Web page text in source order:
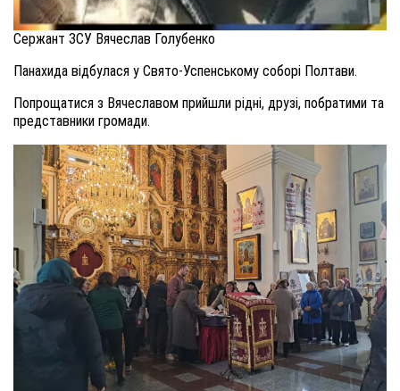
Сержант ЗСУ Вячеслав Голубенко
Панахида відбулася у Свято-Успенському соборі Полтави.
Попрощатися з Вячеславом прийшли рідні, друзі, побратими та
представники громади.